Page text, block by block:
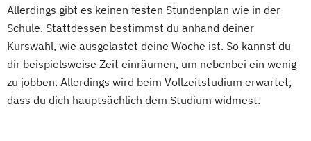
Allerdings gibt es keinen festen Stundenplan wie in der
Schule. Stattdessen bestimmst du anhand deiner
Kurswahl, wie ausgelastet deine Woche ist. So kannst du
dir beispielsweise Zeit einräumen, um nebenbei ein wenig
zu jobben. Allerdings wird beim Vollzeitstudium erwartet,
dass du dich hauptsächlich dem Studium widmest.